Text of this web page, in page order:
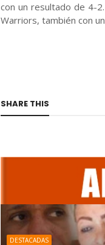
con un resultado de 4-
Warriors, también con
SHARE THIS
DESTACADAS